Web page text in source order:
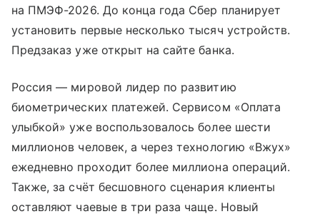
на ПМЭФ-2026. До конца года Сбер планирует
установить первые несколько тысяч устройств.
Предзаказ уже открыт на сайте банка.
Россия — мировой лидер по развитию
биометрических платежей. Сервисом «Оплата
улыбкой» уже воспользовалось более шести
миллионов человек, а через технологию «Вжух»
ежедневно проходит более миллиона операций.
Также, за счёт бесшовного сценария клиенты
оставляют чаевые в три раза чаще. Новый